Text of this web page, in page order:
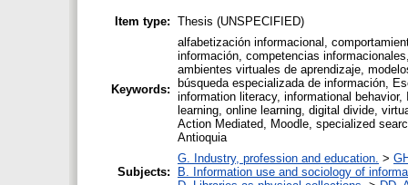
Item type: Thesis (UNSPECIFIED)
Keywords:
alfabetización informacional,
información, competencias
ambientes virtuales de aprendizaje,
búsqueda especializada de información,
information literacy, informational
learning, online learning, digital divide,
Action Mediated, Moodle, specialized
Antioquia
Subjects:
G. Industry, profession and education. >
B. Information use and sociology of